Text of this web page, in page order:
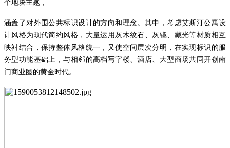
个地块主题，
涵盖了对外围公共标识设计的方向和理念。其中，考虑艾斯汀公寓设
计风格为现代简约风格，大量运用灰木纹石、灰镜、藏光等材质相互
映衬结合，保持整体风格统一，又使空间层次分明，在实现标识的服
务型功能基础上，与相邻的高档写字楼、酒店、大型商场共同开创南
门商业圈的黄金时代。